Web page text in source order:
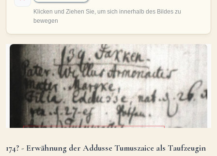
MITMACHEN
Personen-Suche
Lesezeichen Personendaten Senden
Benutzer-Login beantragen Forum
SPRACHE / LANGUAGE
Deutsch English
174? - Erwähnung der Addusse Tumuszaice als Taufzeugin